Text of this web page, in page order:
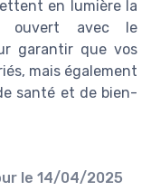
en lumière la
ouvert avec le
garantir que vos
mais également
santé et de bien-
le 14/04/2025